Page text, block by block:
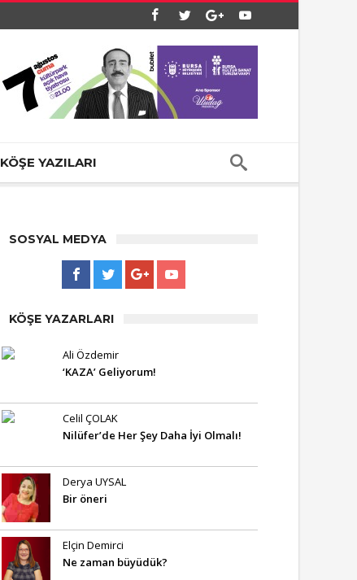
KÖŞE YAZILARI
SOSYAL MEDYA
KÖŞE YAZARLARI
Ali Özdemir
‘KAZA’ Geliyorum!
Celil ÇOLAK
Nilüfer’de Her Şey Daha İyi Olmalı!
Derya UYSAL
Bir öneri
Elçin Demirci
Ne zaman büyüdük?